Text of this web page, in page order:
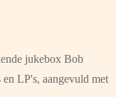
jukebox Bob
LP's, aangevuld met